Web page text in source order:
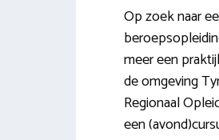
Op zoek naar
meer een
de omgeving
Regionaal
een